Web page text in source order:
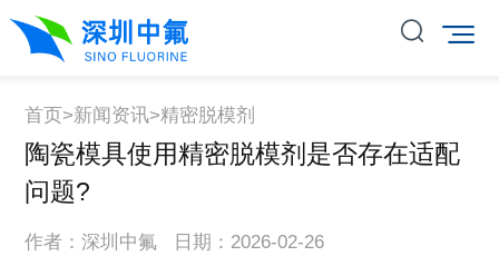
首页>新闻资讯>精密脱模剂
陶瓷模具使用精密脱模剂是否存在适配
问题?
作者：深圳中氟 日期：2026-02-26